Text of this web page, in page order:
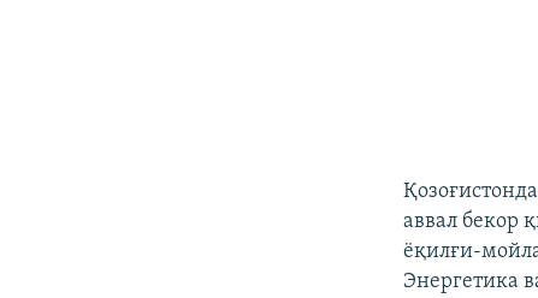
аввал бекор
ёқилғи-
Энергетика